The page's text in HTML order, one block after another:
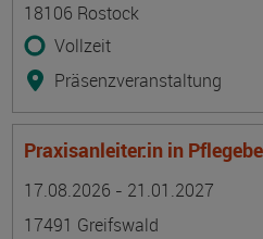
18106 Rostock
Vollzeit
Präsenzveranstaltung
Praxisanleiter:in in
17.08.2026 - 21.01.2027
17491 Greifswald